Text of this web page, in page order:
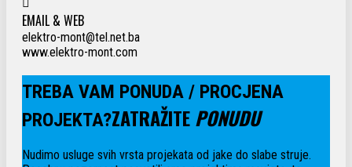
EMAIL & WEB
elektro-mont@tel.net.ba
www.elektro-mont.com
TREBA VAM PONUDA / PROCJENA
PROJEKTA?ZATRAŽITEPONUDU
Nudimo usluge svih vrsta projekata od jake do slabe struje.